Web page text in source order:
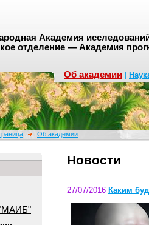
Академия
отделение — Академия
Об академии
Об академии
"МАИБ"
Новости
27/07/2016 Каким